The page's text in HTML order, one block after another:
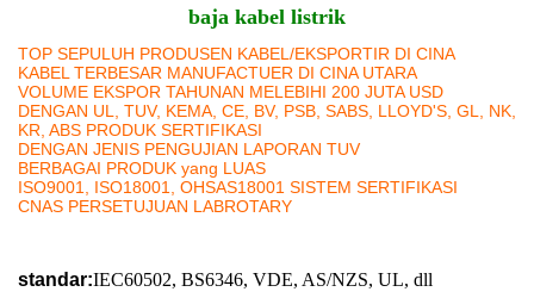
baja kabel listrik
TOP SEPULUH PRODUSEN KABEL/EKSPORTIR DI CINA
KABEL TERBESAR MANUFACTUER DI CINA UTARA
VOLUME EKSPOR TAHUNAN MELEBIHI 200 JUTA USD
DENGAN UL, TUV, KEMA, CE, BV, PSB, SABS, LLOYD'S, GL, NK,
KR, ABS PRODUK SERTIFIKASI
DENGAN JENIS PENGUJIAN LAPORAN TUV
BERBAGAI PRODUK yang LUAS
ISO9001, ISO18001, OHSAS18001 SISTEM SERTIFIKASI
CNAS PERSETUJUAN LABROTARY
standar:IEC60502, BS6346, VDE, AS/NZS, UL, dll